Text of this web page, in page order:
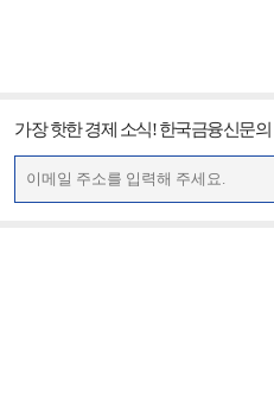
가장 핫한 경제 소식! 한국금융신문의